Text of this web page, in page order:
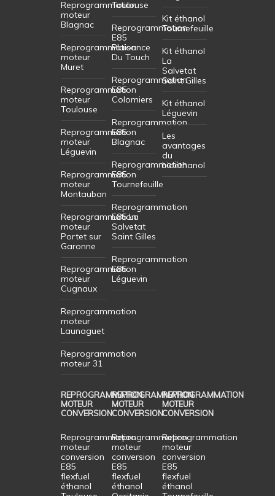
Reprogrammation
moteur
Blagnac
Reprogrammation
moteur
Muret
Reprogrammation
moteur
Toulouse
Reprogrammation
moteur
Léguevin
Reprogrammation
moteur
Montauban
Reprogrammation
moteur
Portet sur
Garonne
Reprogrammation
moteur
Cugnaux
Reprogrammation
moteur
Launaguet
Reprogrammation
moteur 31
Toulouse
Reprogrammation
E85
Plaisance
Du Touch
Reprogrammation
E85
Colomiers
Reprogrammation
E85
Blagnac
Reprogrammation
E85
Tournefeuille
Reprogrammation
E85 La
Salvetat
Saint Gilles
Reprogrammation
E85
Léguevin
Kit éthanol
Tournefeuille
Kit éthanol
La
Salvetat
Saint Gilles
Kit éthanol
Léguevin
Les
avantages
du
bioéthanol
REPROGRAMMATION
MOTEUR
CONVERSION
Reprogrammation
moteur
conversion
E85
flexfuel
éthanol
REPROGRAMMATION
MOTEUR
CONVERSION
Reprogrammation
moteur
conversion
E85
flexfuel
éthanol
REPROGRAMMATION
MOTEUR
CONVERSION
Reprogrammation
moteur
conversion
E85
flexfuel
éthanol